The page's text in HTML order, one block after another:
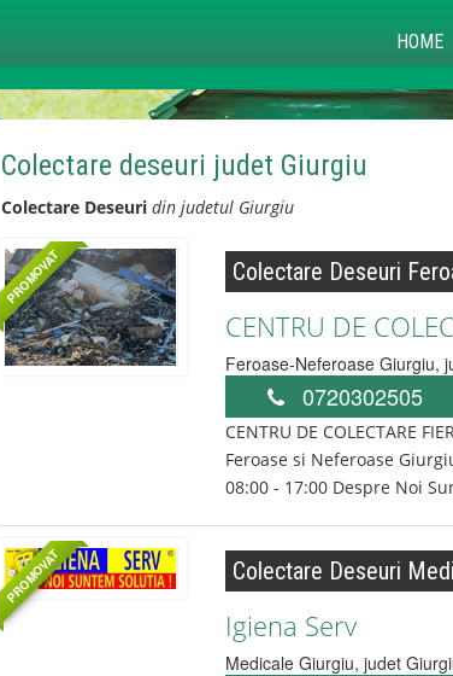
HOME
Colectare deseuri judet Giurgiu
Colectare Deseuridin judetul Giurgiu
PROMOVAT Colectare Deseuri
CENTRU DE
Feroase-Neferoase Giurgiu,
0720302505
CENTRU DE COLECTARE
Feroase si Neferoase
08:00 - 17:00 Despre Noi
PROMOVAT Colectare Deseuri
Igiena Serv
Medicale Giurgiu, judet